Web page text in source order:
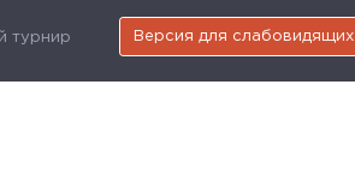
турнир Версия для слабовидящих